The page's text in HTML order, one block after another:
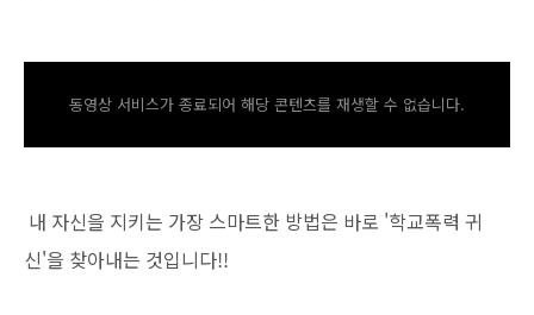
동영상 서비스가 종료되어 해당 콘텐츠를 재생할 수 없습니다.
내 자신을 지키는 가장 스마트한 방법은 바로 '학교폭력 귀
신'을 찾아내는 것입니다!!